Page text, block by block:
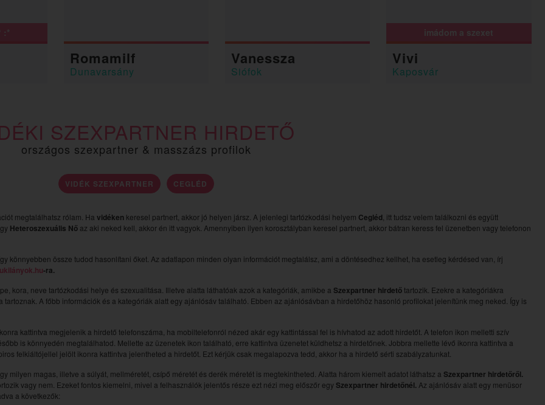
:*
Romamilf
Dunavarsány
Vanessza
Siófok
imádom a szexet
Vivi
Kaposvár
SZEXPARTNER HIRDETŐ
országos szexpartner & masszázs profilok
VIDÉK SZEXPARTNER CEGLÉD
megtalálhatsz rólam. Ha vidéken keresel partnert, akkor jó helyen jársz. A jelenlegi tartózkodási helyem Cegléd , itt tudsz velem találkozni és együtt
Heteroszexuális Nő az aki neked kell, akkor én itt vagyok. Amennyiben ilyen korosztályban keresel partnert, akkor bátran keress fel üzenetben vagy telefonon
könnyebben össze tudod hasonlítani őket. Az adatlapon minden olyan információt megtalálsz, ami a döntésedhez kellhet, ha esetleg kérdésed van, írj
-ra.
kora, neve tartózkodási helye és szexualitása. Illetve alatta láthatóak azok a kategóriák, amikbe a Szexpartner hirdetőtartozik. Ezekre a kategóriákra
A főbb információk és a kategóriák alatt egy ajánlósáv található. Ebben az ajánlósávban a hirdetőhöz hasonló profilokat jelenítünk meg neked. Így is
kattintva megjelenik a hirdető telefonszáma, ha mobiltelefonról nézed akár egy kattintással fel is hívhatod az adott hirdetőt. A telefon ikon melletti szív
is könnyedén megtalálhatod. Mellette az üzenetek ikon található, erre kattintva üzenetet küldhetsz a hirdetőnek. Jobbra mellette lévő ikonra kattintva a
felkiáltójellel jelölt ikonra kattintva jelentheted a hirdetőt. Ezt kérjük csak megalapozva tedd, akkor ha a hirdető sérti szabályzatunkat.
milyen magas, illetve a súlyát, mellméretét, csípő méretét és derék méretét is megtekintheted. Alatta három kiemelt adatot láthatsz a Szexpartner hirdetőről.
vagy nem. Ezeket fontos kiemelni, mivel a felhasználók jelentős része ezt nézi meg előszőr egy Szexpartner hirdetőnél. Az ajánlósáv alatt egy menüsor
a következők: